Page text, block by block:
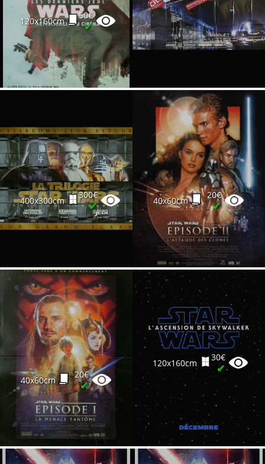
120x160cm
50€
✔
400x300cm
300€
✔ 40x60cm
20€
✔
40x60cm
20€
✔
120x160cm
30€
✔